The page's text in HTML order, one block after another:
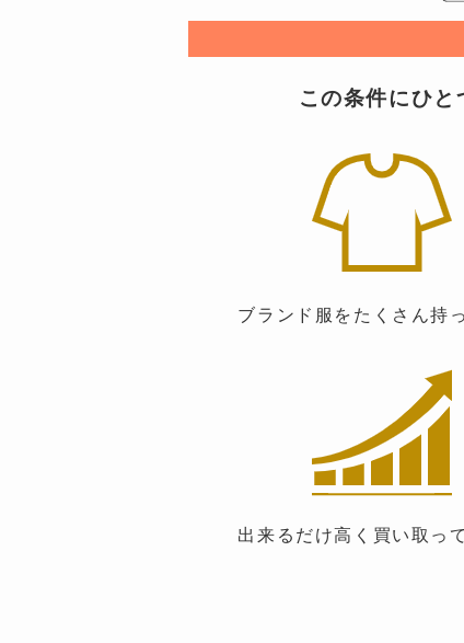
この条件にひ
ブランド服をたくさん持
出来るだけ高く買い取っ